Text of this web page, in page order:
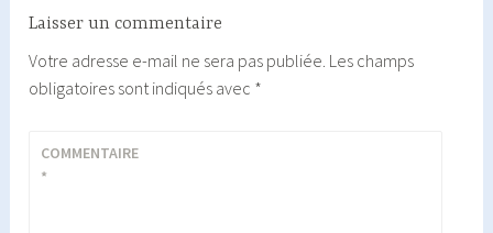
Laisser un commentaire
Votre adresse e-mail ne sera pas publiée. Les champs
obligatoires sont indiqués avec *
COMMENTAIRE
*